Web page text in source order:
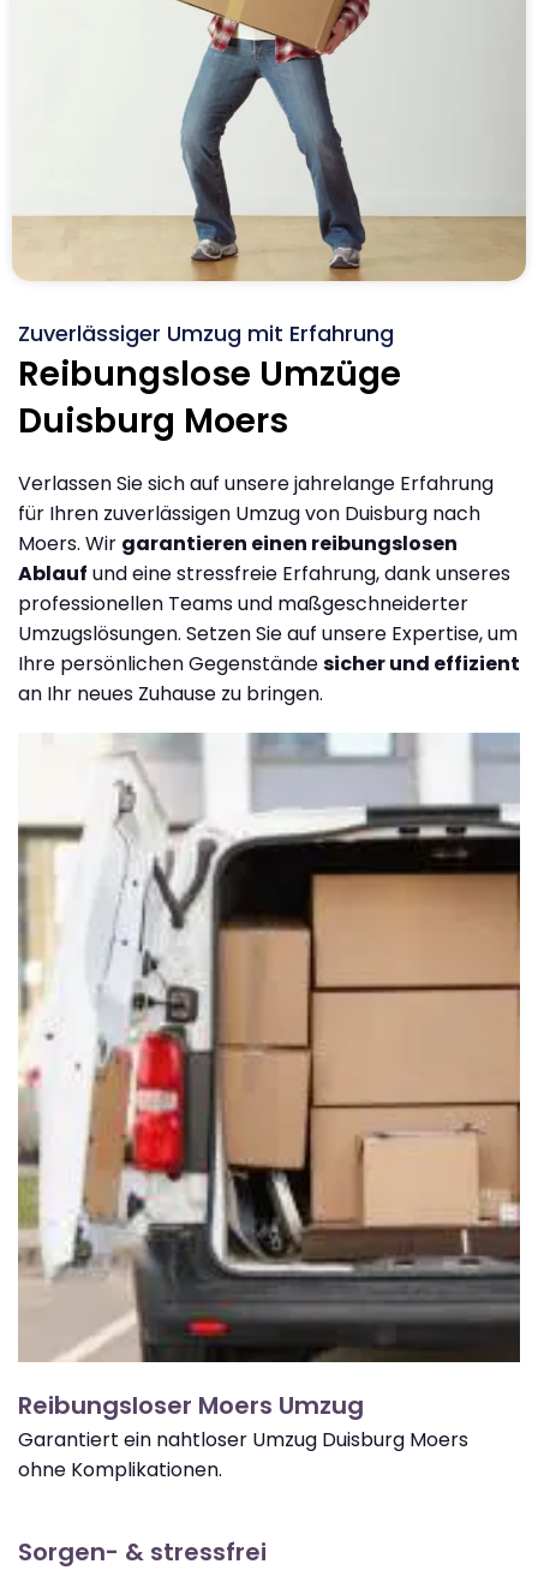
Zuverlässiger Umzug mit Erfahrung
Reibungslose Umzüge
Duisburg Moers
Verlassen Sie sich auf unsere jahrelange Erfahrung
für Ihren zuverlässigen Umzug von Duisburg nach
Moers. Wir garantieren einen reibungslosen
Ablauf und eine stressfreie Erfahrung, dank unseres
professionellen Teams und maßgeschneiderter
Umzugslösungen. Setzen Sie auf unsere Expertise, um
Ihre persönlichen Gegenständesicher und effizient
an Ihr neues Zuhause zu bringen.
Reibungsloser Moers Umzug
Garantiert ein nahtloser Umzug Duisburg Moers
ohne Komplikationen.
Sorgen- & stressfrei